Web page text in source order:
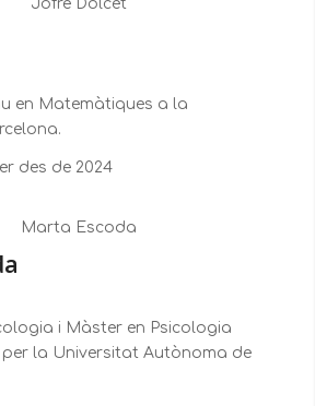
en Matemàtiques a la
des de 2024
i Màster en Psicologia
per la Universitat Autònoma de